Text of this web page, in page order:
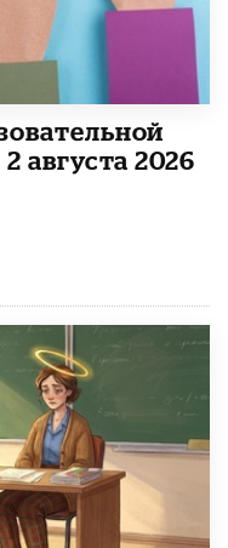
августа 2026